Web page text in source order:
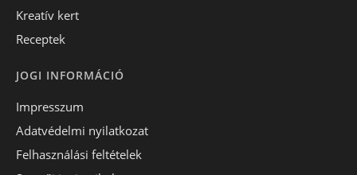
Kreatív kert
Receptek
JOGI INFORMÁCIÓ
Impresszum
Adatvédelmi nyilatkozat
Felhasználási feltételek